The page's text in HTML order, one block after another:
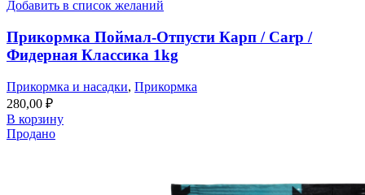
Добавить в список желаний
Прикормка Поймал-Отпусти Карп / Carp /
Фидерная Классика 1kg
Прикормка и насадки, Прикормка
280,00 ₽
В корзину
Продано